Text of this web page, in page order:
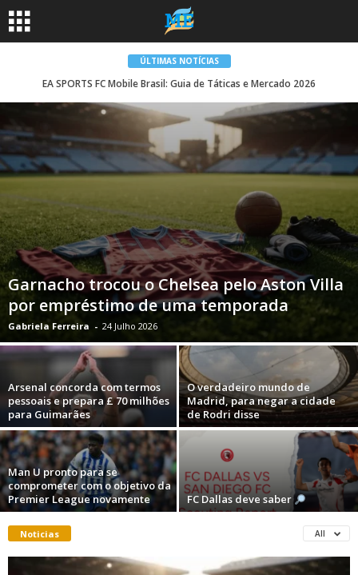
ÚLTIMAS NOTÍCIAS
EA SPORTS FC Mobile Brasil: Guia de Táticas e Mercado 2026
Garnacho trocou o Chelsea pelo Aston Villa
por empréstimo de uma temporada
Gabriela Ferreira - 24 Julho 2026
Arsenal concorda com termos
pessoais e prepara £ 70 milhões
para Guimarães
O verdadeiro mundo de
Madrid, para negar a cidade
de Rodri disse
Man U pronto para se
comprometer com o objetivo da
Premier League novamente
FC Dallas deve saber
Noticias All